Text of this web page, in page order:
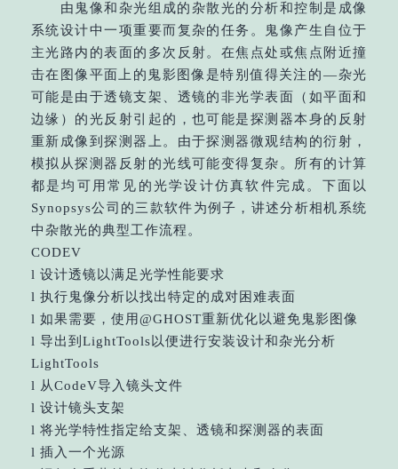
由鬼像和杂光组成的杂散光的分析和控制是成像
系统设计中一项重要而复杂的任务。鬼像产生自位于
主光路内的表面的多次反射。在焦点处或焦点附近撞
击在图像平面上的鬼影图像是特别值得关注的⁠—杂光
可能是由于透镜支架、透镜的非光学表面（如平面和
边缘）的光反射引起的，也可能是探测器本身的反射
重新成像到探测器上。由于探测器微观结构的衍射，
模拟从探测器反射的光线可能变得复杂。所有的计算
都是均可用常见的光学设计仿真软件完成。下面以
Synopsys公司的三款软件为例子，讲述分析相机系统
中杂散光的典型工作流程。
CODEV
l 设计透镜以满足光学性能要求
l 执行鬼像分析以找出特定的成对困难表面
l 如果需要，使用@GHOST重新优化以避免鬼影图像
l 导出到LightTools以便进行安装设计和杂光分析
LightTools
l 从CodeV导入镜头文件
l 设计镜头支架
l 将光学特性指定给支架、透镜和探测器的表面
l 插入一个光源